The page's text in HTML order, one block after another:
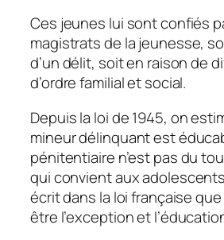
Ces jeunes lui sont confiés
magistrats de la jeunesse,
d’un délit, soit en raison de
d’ordre familial et social.
Depuis la loi de 1945, on
mineur délinquant est
pénitentiaire n’est pas du
qui convient aux
écrit dans la loi française
être l’exception et